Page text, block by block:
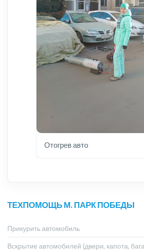
Отогрев авто
ТЕХПОМОЩЬ М. ПАРК ПОБЕДЫ
Прикурить автомобиль
Вскрытие автомобилей (двери, капота,